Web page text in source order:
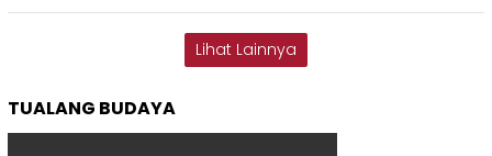
Lihat Lainnya
TUALANG BUDAYA